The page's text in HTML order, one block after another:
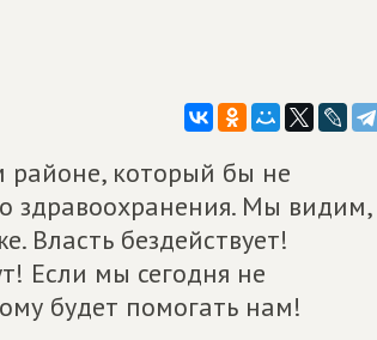
районе, который бы не
здравоохранения. Мы видим,
Власть бездействует!
Если мы сегодня не
будет помогать нам!